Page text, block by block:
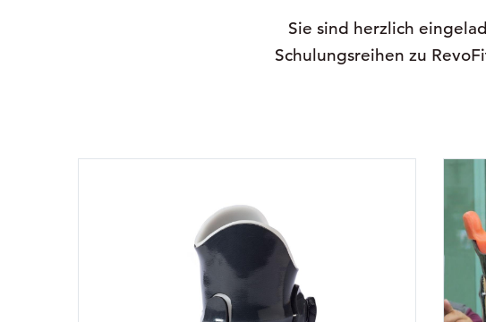
Sie sind herzlich
Schulungsreihen zu